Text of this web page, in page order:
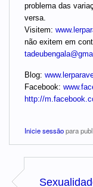
problema das
versa.
Visitem:
não exitem em
Blog:
Facebook:
http://
Inicie sessãopara